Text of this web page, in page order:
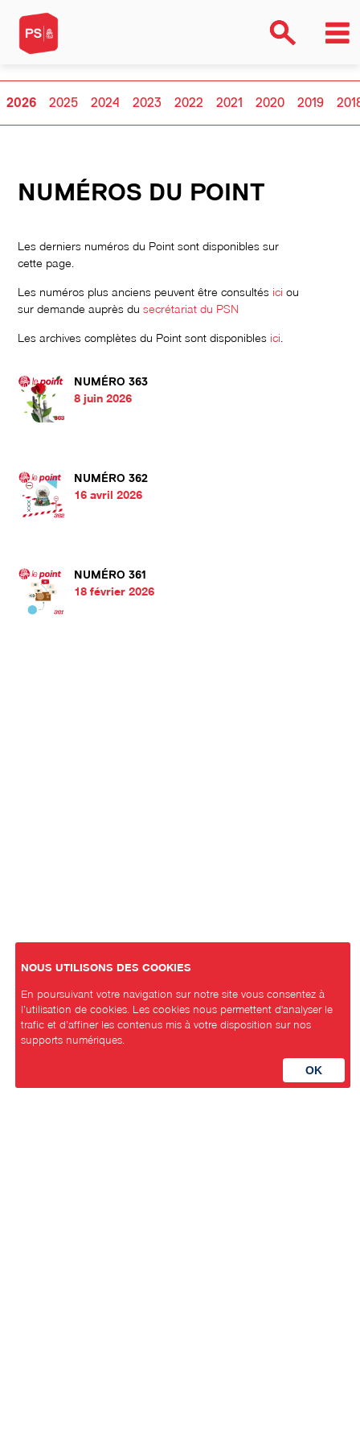
2026 2025 2024 2023 2022 2021 2020 2019
NUMÉROS DU POINT
Les derniers numéros du Point sont disponibles sur
cette page.
Les numéros plus anciens peuvent être consultés ici ou
sur demande auprès dusecrétariat du PSN
Les archives complètes du Point sont disponibles ici
NUMÉRO 363
8 juin 2026
NUMÉRO 362
16 avril 2026
NUMÉRO 361
18 février 2026
NOUS UTILISONS DES COOKIES
En poursuivant votre navigation sur notre site vous consentez à
l’utilisation de cookies. Les cookies nous permettent d'analyser le
trafic et d’affiner les contenus mis à votre disposition sur nos
supports numériques.